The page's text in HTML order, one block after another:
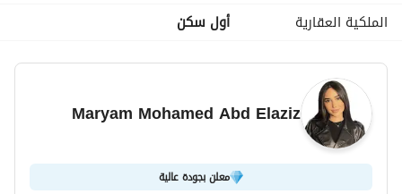
الملكية العقارية
أول سكن
Maryam Mohamed Abd Elaziz
معلن بجودة عالية